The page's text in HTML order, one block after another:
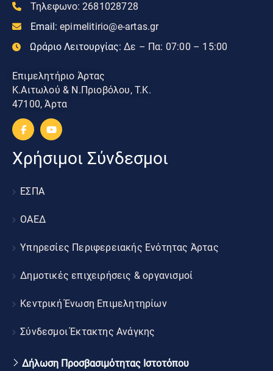
Τηλεφωνο: 2681028728
Email: epimelitirio@e-artas.gr
Ωράριο Λειτουργίας: Δε – Πα: 07:00 – 15:00
Επιμελητήριο Άρτας
Κ.Αιτωλού & Ν.Πριοβόλου, Τ.Κ.
47100, Άρτα
Χρήσιμοι Σύνδεσμοι
ΕΣΠΑ
ΟΑΕΔ
Υπηρεσίες Περιφερειακής Ενότητας Άρτας
Δημοτικές επιχειρήσεις & οργανισμοί
Κεντρική Ένωση Επιμελητηρίων
Σύνδεσμοι Έκτακτης Ανάγκης
Δήλωση Προσβασιμότητας Ιστοτόπου